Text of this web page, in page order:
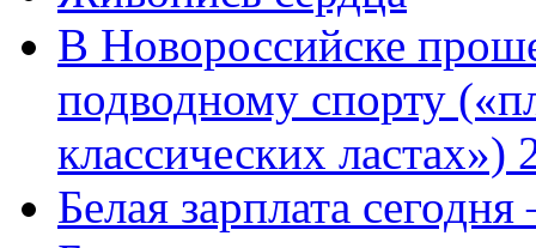
В Новороссийске
подводному спорту
классических ластах»)
Белая зарплата